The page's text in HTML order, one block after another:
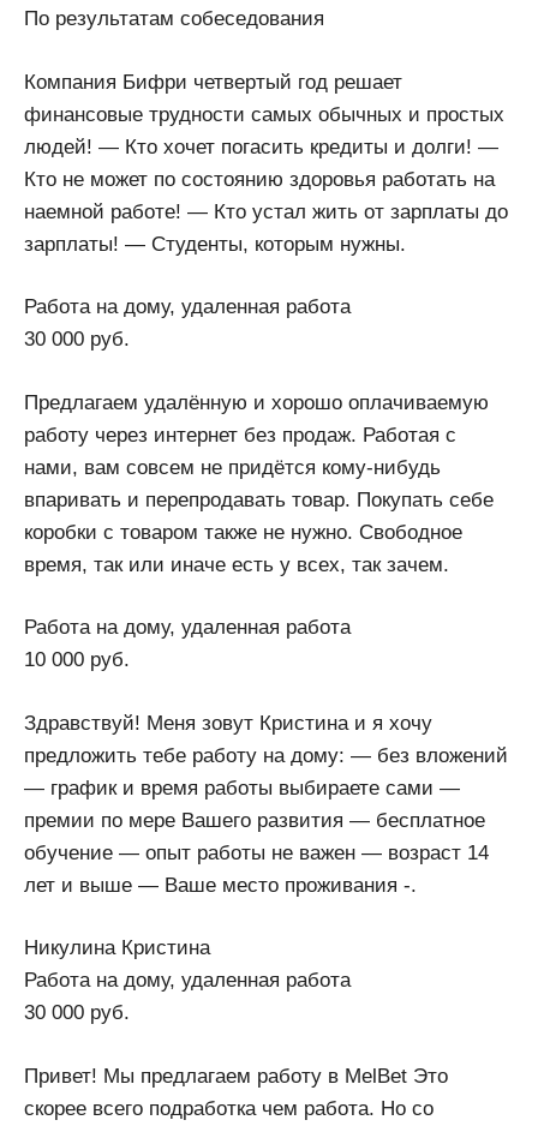
По результатам собеседования
Компания Бифри четвертый год решает
финансовые трудности самых обычных и простых
людей! — Кто хочет погасить кpeдиты и долги! —
Кто не может по состоянию здоровья работать на
наемной работе! — Кто устал жить от зарплаты до
зарплаты! — Студенты, которым нужны.
Работа на дому, удаленная работа
30 000 руб.
Предлагаем удалённую и хорошо оплачиваемую
работу через интернет без продаж. Работая с
нами, вам совсем не придётся кому-нибудь
впаривать и перепродавать товар. Покупать себе
коробки с товаром также не нужно. Свободное
время, так или иначе есть у всех, так зачем.
Работа на дому, удаленная работа
10 000 руб.
Здравствуй! Меня зовут Кристина и я хочу
предложить тебе работу на дому: — без вложений
— график и время работы выбираете сами —
премии по мере Вашего развития — бесплатное
обучение — опыт работы не важен — возраст 14
лет и выше — Ваше место проживания -.
Никулина Кристина
Работа на дому, удаленная работа
30 000 руб.
Привет! Мы предлагаем работу в MelBet Это
скорее всего подработка чем работа. Но со